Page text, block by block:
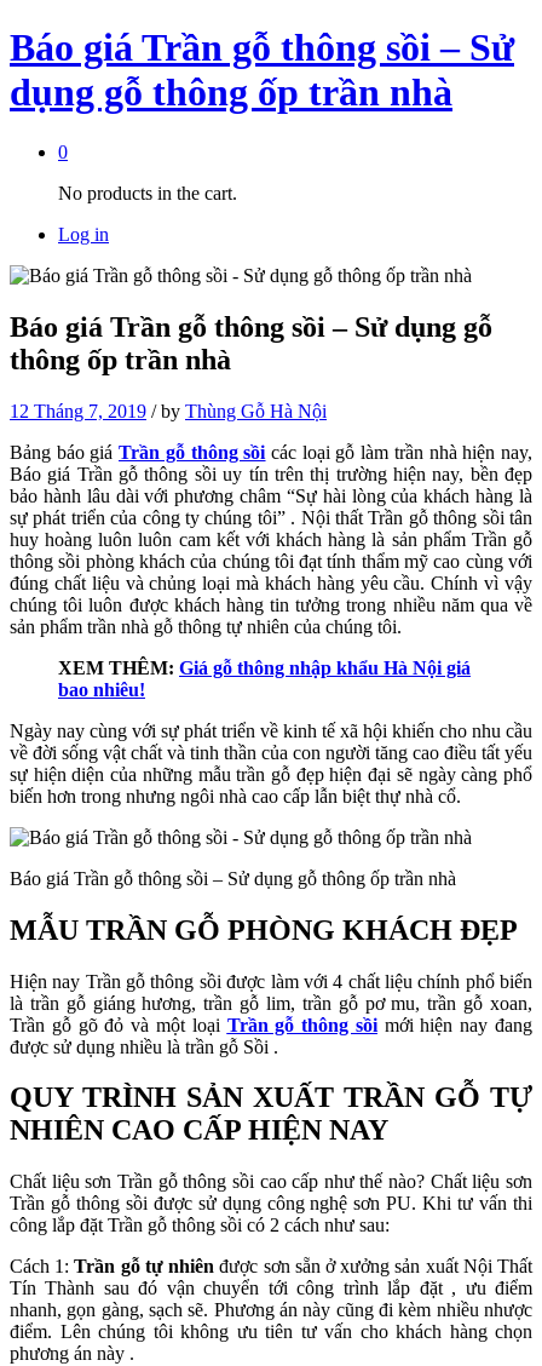
Báo giá Trần gỗ thông sồi – Sử
dụng gỗ thông ốp trần nhà
0
No products in the cart.
Log in
Báo giá Trần gỗ thông sồi – Sử dụng gỗ
thông ốp trần nhà
12 Tháng 7, 2019 /by Thùng Gỗ Hà Nội
Bảng báo giáTrần gỗ thông sồi các loại gỗ làm trần nhà hiện nay,
Báo giá Trần gỗ thông sồi uy tín trên thị trường hiện nay, bền đẹp
bảo hành lâu dài với phương châm “Sự hài lòng của khách hàng là
sự phát triển của công ty chúng tôi” . Nội thất Trần gỗ thông sồi tân
huy hoàng luôn luôn cam kết với khách hàng là sản phẩm Trần gỗ
thông sồi phòng khách của chúng tôi đạt tính thẩm mỹ cao cùng với
đúng chất liệu và chủng loại mà khách hàng yêu cầu. Chính vì vậy
chúng tôi luôn được khách hàng tin tưởng trong nhiều năm qua về
sản phẩm trần nhà gỗ thông tự nhiên của chúng tôi.
XEM THÊM: Giá gỗ thông nhập khẩu Hà Nội giá
bao nhiêu!
Ngày nay cùng với sự phát triển về kinh tế xã hội khiến cho nhu cầu
về đời sống vật chất và tinh thần của con người tăng cao điều tất yếu
sự hiện diện của những mẫu trần gỗ đẹp hiện đại sẽ ngày càng phổ
biến hơn trong nhưng ngôi nhà cao cấp lẫn biệt thự nhà cổ.
Báo giá Trần gỗ thông sồi – Sử dụng gỗ thông ốp trần nhà
MẪU TRẦN GỖ PHÒNG KHÁCH ĐẸP
Hiện nay Trần gỗ thông sồi được làm với 4 chất liệu chính phổ biến
là trần gỗ giáng hương, trần gỗ lim, trần gỗ pơ mu, trần gỗ xoan,
Trần gỗ gõ đỏ và một loại Trần gỗ thông sồimới hiện nay đang
được sử dụng nhiều là trần gỗ Sồi .
QUY TRÌNH SẢN XUẤT TRẦN GỖ TỰ
NHIÊN CAO CẤP HIỆN NAY
Chất liệu sơn Trần gỗ thông sồi cao cấp như thế nào? Chất liệu sơn
Trần gỗ thông sồi được sử dụng công nghệ sơn PU. Khi tư vấn thi
công lắp đặt Trần gỗ thông sồi có 2 cách như sau:
Cách 1:Trần gỗ tự nhiên được sơn sẵn ở xưởng sản xuất Nội Thất
Tín Thành sau đó vận chuyển tới công trình lắp đặt , ưu điểm
nhanh, gọn gàng, sạch sẽ. Phương án này cũng đi kèm nhiều nhược
điểm. Lên chúng tôi không ưu tiên tư vấn cho khách hàng chọn
phương án này .